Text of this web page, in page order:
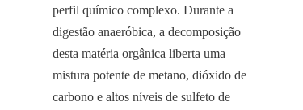
perfil químico complexo. Durante a
digestão anaeróbica, a decomposição
desta matéria orgânica liberta uma
mistura potente de metano, dióxido de
carbono e altos níveis de sulfeto de